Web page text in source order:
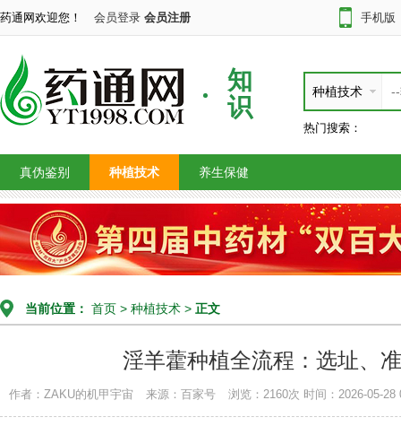
药通网欢迎您！ 会员登录 会员注册 手机版
知
识
种植技术
热门搜索：
真伪鉴别 种植技术 养生保健
当前位置： 首页 > 种植技术 > 正文
淫羊藿种植全流程：选址、
作者：ZAKU的机甲宇宙 来源：百家号 浏览：2160次 时间：2026-05-28